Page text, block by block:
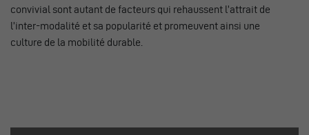
convivial sont autant de facteurs qui rehaussent l’attrait de
l’inter-modalité et sa popularité et promeuvent ainsi une
culture de la mobilité durable.